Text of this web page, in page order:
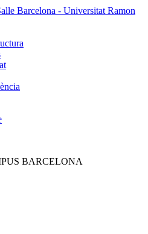
Barcelona - Universitat Ramon
BARCELONA